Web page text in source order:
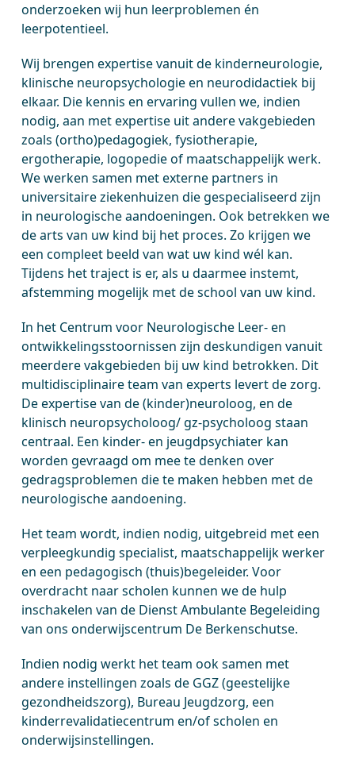
onderzoeken wij hun leerproblemen én
leerpotentieel.
Wij brengen expertise vanuit de kinderneurologie,
klinische neuropsychologie en neurodidactiek bij
elkaar. Die kennis en ervaring vullen we, indien
nodig, aan met expertise uit andere vakgebieden
zoals (ortho)pedagogiek, fysiotherapie,
ergotherapie, logopedie of maatschappelijk werk.
We werken samen met externe partners in
universitaire ziekenhuizen die gespecialiseerd zijn
in neurologische aandoeningen. Ook betrekken we
de arts van uw kind bij het proces. Zo krijgen we
een compleet beeld van wat uw kind wél kan.
Tijdens het traject is er, als u daarmee instemt,
afstemming mogelijk met de school van uw kind.
In het Centrum voor Neurologische Leer- en
ontwikkelingsstoornissen zijn deskundigen vanuit
meerdere vakgebieden bij uw kind betrokken. Dit
multidisciplinaire team van experts levert de zorg.
De expertise van de (kinder)neuroloog, en de
klinisch neuropsycholoog/ gz-psycholoog staan
centraal. Een kinder- en jeugdpsychiater kan
worden gevraagd om mee te denken over
gedragsproblemen die te maken hebben met de
neurologische aandoening.
Het team wordt, indien nodig, uitgebreid met een
verpleegkundig specialist, maatschappelijk werker
en een pedagogisch (thuis)begeleider. Voor
overdracht naar scholen kunnen we de hulp
inschakelen van de Dienst Ambulante Begeleiding
van ons onderwijscentrum De Berkenschutse.
Indien nodig werkt het team ook samen met
andere instellingen zoals de GGZ (geestelijke
gezondheidszorg), Bureau Jeugdzorg, een
kinderrevalidatiecentrum en/of scholen en
onderwijsinstellingen.